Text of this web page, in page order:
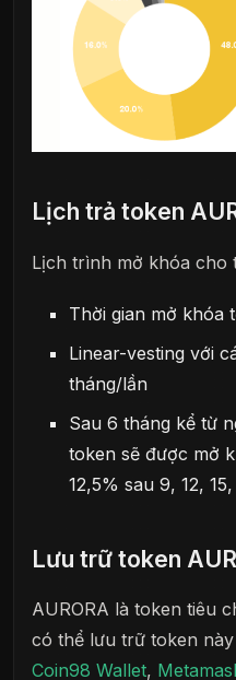
Lịch trả token
Lịch trình mở khóa cho
Thời gian mở khóa
Linear-vesting với
tháng/lần
Sau 6 tháng kể từ
token sẽ được mở
12,5% sau 9, 12,
Lưu trữ token
AURORA là token tiêu
có thể lưu trữ token
Coin98 Wallet,